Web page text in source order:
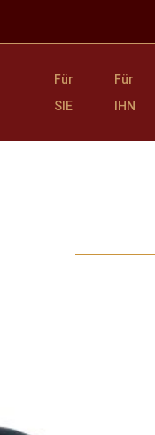
Für
SIE
Für
IHN